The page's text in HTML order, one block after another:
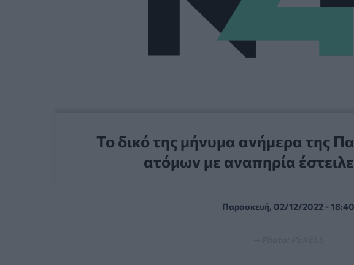
Το δικό της μήνυμα ανήμερα της
ατόμων με αναπηρία
Παρασκευή, 02/12/2022 - 18:40